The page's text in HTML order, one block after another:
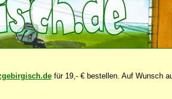
für 19,- € bestellen. Auf Wunsch